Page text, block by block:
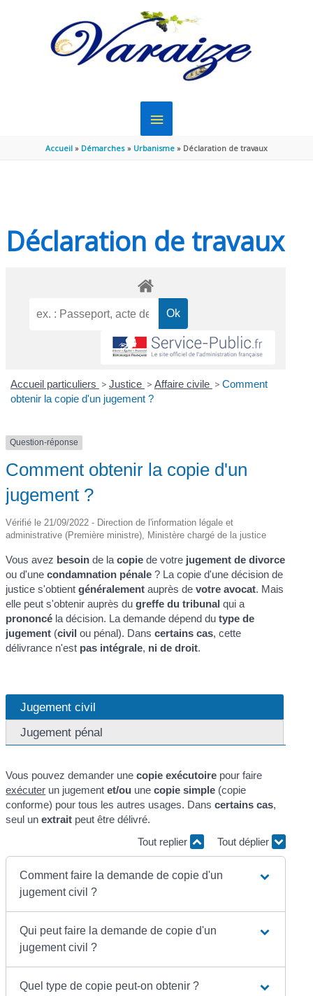
MENU
PRINCIPAL
Accueil Démarches Urbanisme Déclaration de travaux
Déclaration de travaux
Accueil particuliers > Justice > Affaire civile > Comment
obtenir la copie d'un jugement ?
Question-réponse
Comment obtenir la copie d'un
jugement ?
Vérifié le 21/09/2022 - Direction de l'information légale et
administrative (Première ministre), Ministère chargé de la justice
Vous avez besoin de lacopie de votre jugement de divorce
ou d'unecondamnation pénale ? La copie d'une décision de
justice s'obtientgénéralement auprès devotre avocat. Mais
elle peut s'obtenir auprès dugreffe du tribunalqui a
prononcé la décision. La demande dépend dutype de
jugement (civil ou pénal). Danscertains cas, cette
délivrance n'est pas intégrale, ni de droit.
Jugement civil
Jugement pénal
Vous pouvez demander unecopie exécutoire pour faire
exécuter un jugementet/ou unecopie simple (copie
conforme) pour tous les autres usages. Danscertains cas,
seul unextrait peut être délivré.
Tout replier
Tout déplier
Comment faire la demande de copie d'un
jugement civil ?
Qui peut faire la demande de copie d'un
jugement civil ?
Quel type de copie peut-on obtenir ?